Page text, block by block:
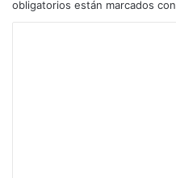
obligatorios están marcados con